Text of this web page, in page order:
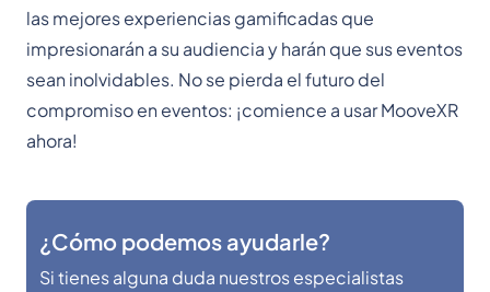
las mejores experiencias gamificadas que
impresionarán a su audiencia y harán que sus eventos
sean inolvidables. No se pierda el futuro del
compromiso en eventos: ¡comience a usar MooveXR
ahora!
¿Cómo podemos ayudarle?
Si tienes alguna duda nuestros especialistas